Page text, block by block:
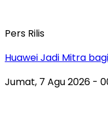
Pers Rilis
Huawei Jadi Mitra
Jumat, 7 Agu 2026 -